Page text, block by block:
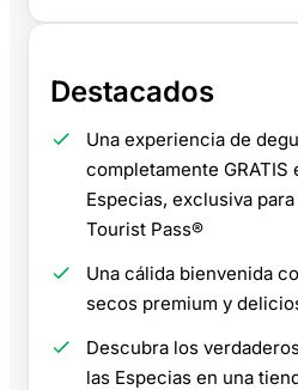
Destacados
Una experiencia de
completamente GRATIS
Especias, exclusiva
Tourist Pass®
Una cálida bienvenida
secos premium y
Descubra los
las Especias en una